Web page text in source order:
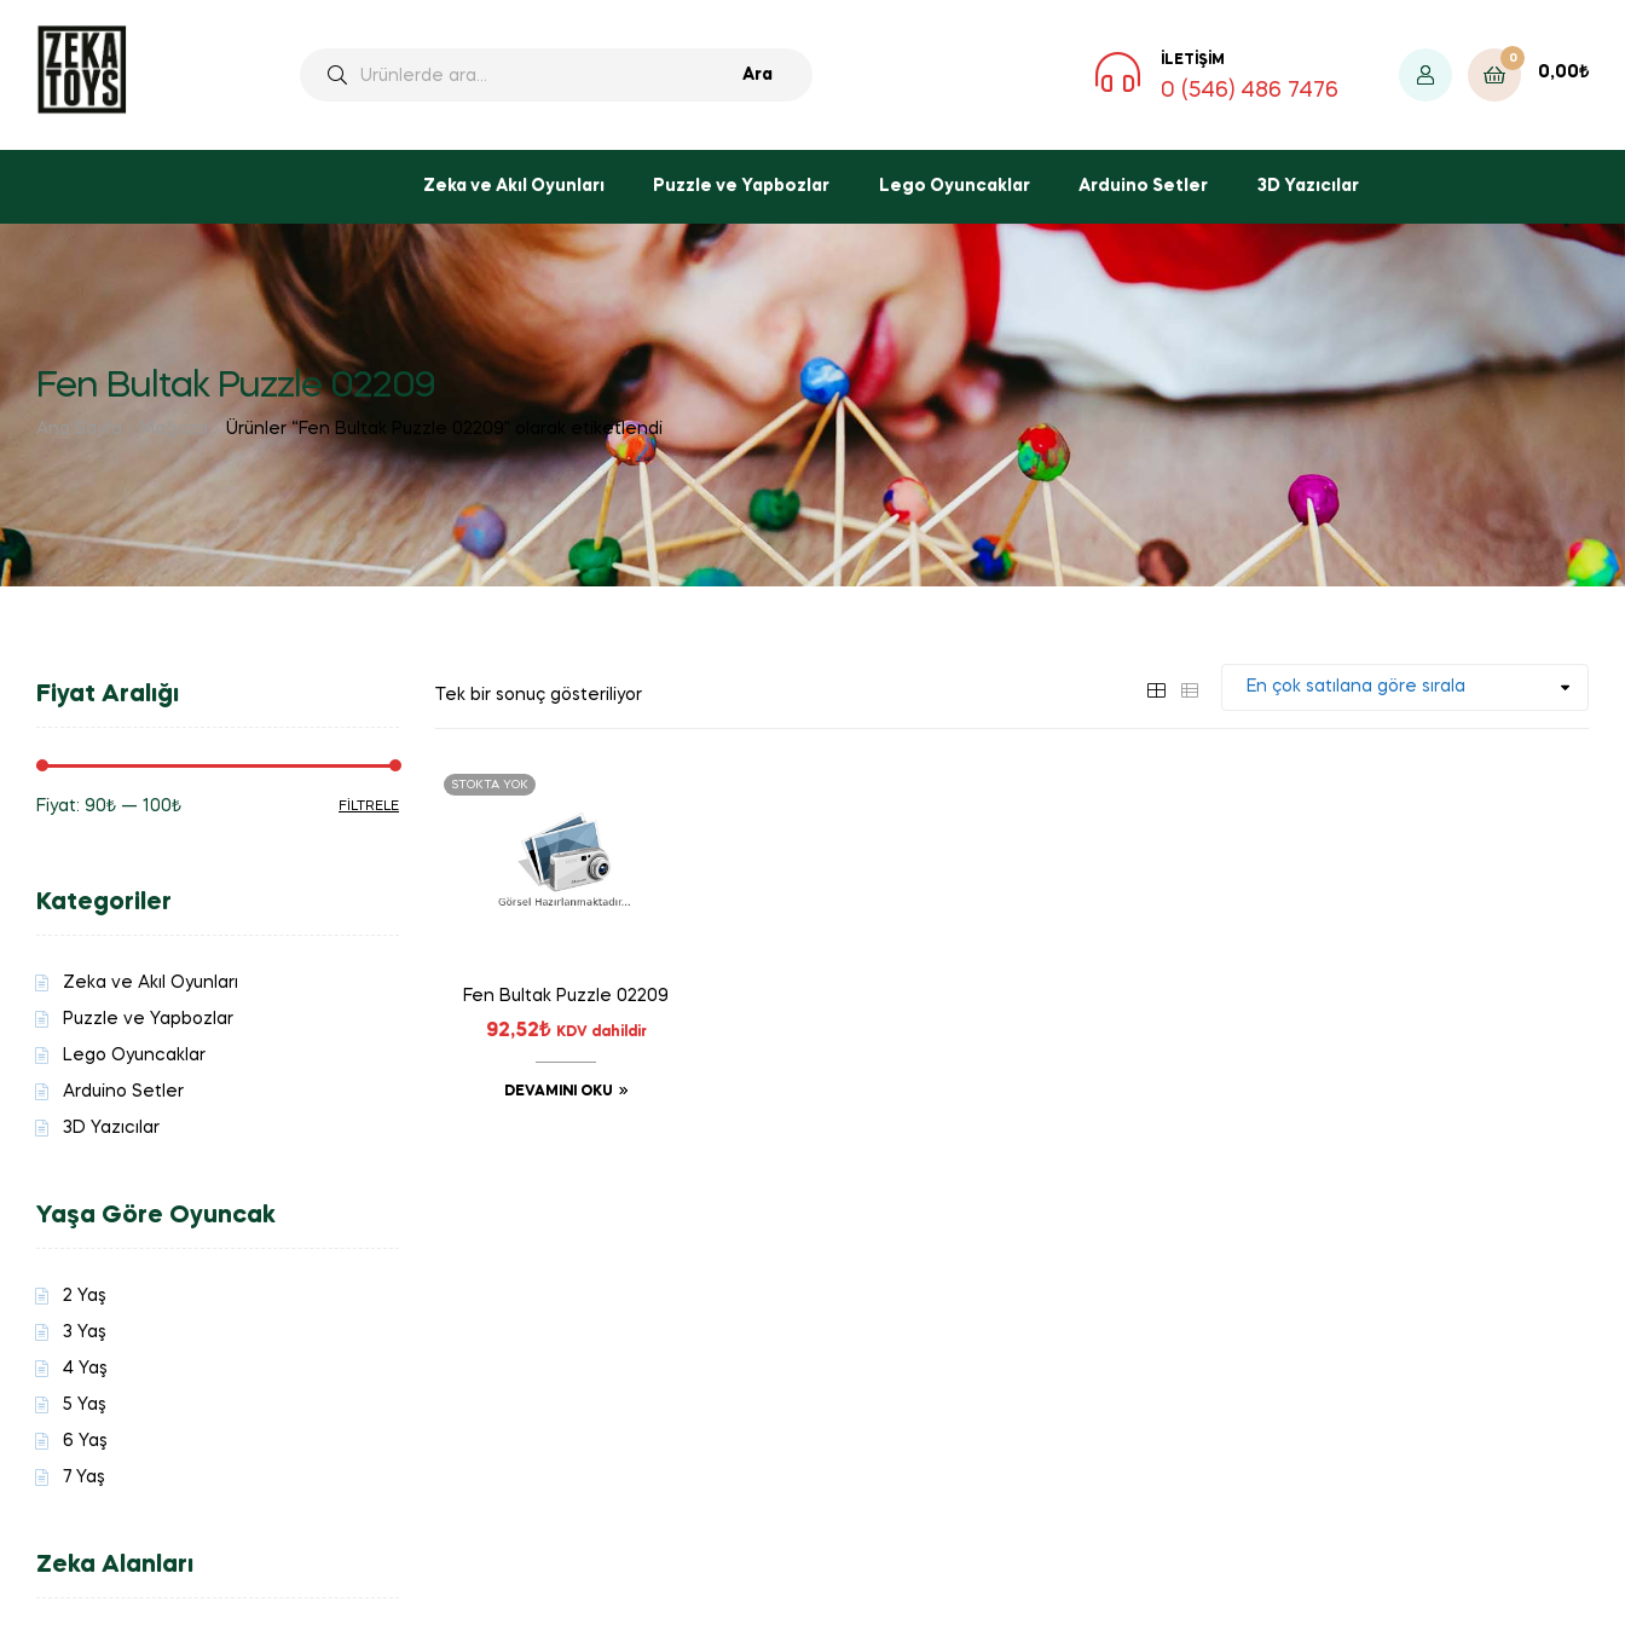
Ara
İLETIŞIM
0 (546) 486 7476
0
0,00₺
Zeka ve Akıl Oyunları Puzzle ve Yapbozlar Lego Oyuncaklar Arduino Setler 3D Yazıcılar
Fen Bultak Puzzle 02209
Ana Sayfa Ürünler “Fen Bultak Puzzle 02209” olarak etiketlendi
Tek bir sonuç gösteriliyor
STOKTA YOK
Fen Bultak Puzzle 02209
92,52₺ KDV dahildir
DEVAMINI OKU
Fiyat Aralığı
FILTRELE
Fiyat: 90₺ — 100₺
Kategoriler
Zeka ve Akıl Oyunları
Puzzle ve Yapbozlar
Lego Oyuncaklar
Arduino Setler
3D Yazıcılar
Yaşa Göre Oyuncak
2 Yaş
3 Yaş
4 Yaş
5 Yaş
6 Yaş
7 Yaş
Zeka Alanları